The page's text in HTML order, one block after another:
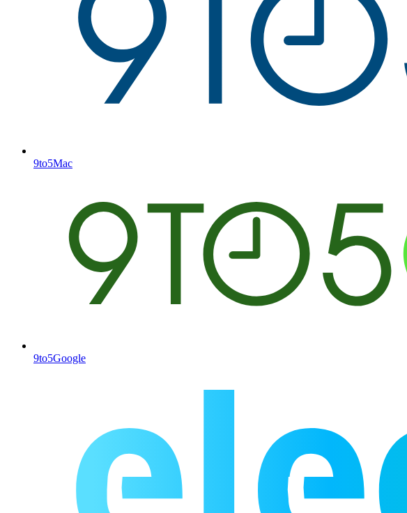
9to5Mac
9to5Google